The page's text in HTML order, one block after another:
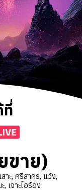
ที่
ขาย)
าะ, ศรีสาคร, แว้ง,
, เจาะไอร้อง